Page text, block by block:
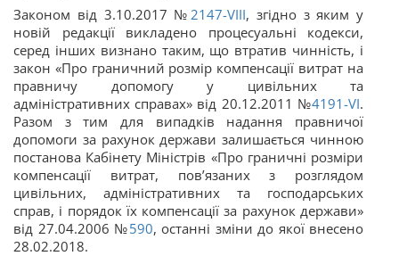
Законом від 3.10.2017 № 2147-VIII, згідно з яким у
новій редакції викладено процесуальні кодекси,
серед інших визнано таким, що втратив чинність, і
закон «Про граничний розмір компенсації витрат на
правничу допомогу у цивільних та
адміністративних справах» від 20.12.2011 №4191-VI.
Разом з тим для випадків надання правничої
допомоги за рахунок держави залишається чинною
постанова Кабінету Міністрів «Про граничні розміри
компенсації витрат, пов’язаних з розглядом
цивільних, адміністративних та господарських
справ, і порядок їх компенсації за рахунок держави»
від 27.04.2006 №590, останні зміни до якої внесено
28.02.2018.